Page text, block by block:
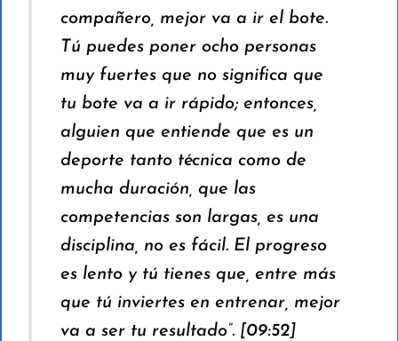
compañero, mejor va a ir el bote.
Tú puedes poner ocho personas
muy fuertes que no significa que
tu bote va a ir rápido; entonces,
alguien que entiende que es un
deporte tanto técnica como de
mucha duración, que las
competencias son largas, es una
disciplina, no es fácil. El progreso
es lento y tú tienes que, entre más
que tú inviertes en entrenar, mejor
va a ser tu resultado”. [09:52]